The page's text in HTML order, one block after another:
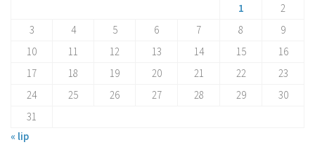
1
2
3
4 5 6 7 8
9
10
11 12 13 14 15
16
17
18 19 20 21 22
23
24
25 26 27 28 29
30
31
« lip